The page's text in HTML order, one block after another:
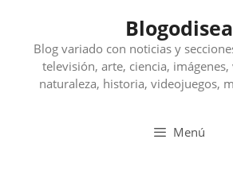
contenido
Blogodisea
Blog variado con noticias y
televisión, arte, ciencia,
naturaleza, historia, videojuegos,
Menú